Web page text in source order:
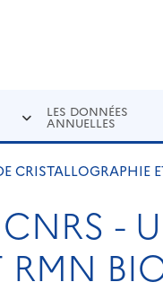
LES DONNÉES
ANNUELLES
CRISTALLOGRAPHIE
-
RMN